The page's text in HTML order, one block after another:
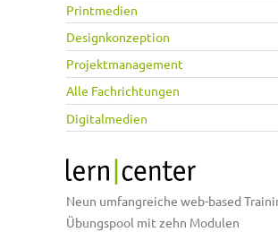
Printmedien
Designkonzeption
Projektmanagement
Alle Fachrichtungen
Digitalmedien
Neun umfangreiche web-based
Übungspool mit zehn Modulen